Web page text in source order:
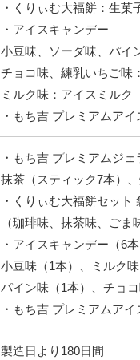
・くりぃむ大福餅：生菓
・アイスキャンデー
小豆味、ソーダ味、パイ
チョコ味、練乳いちご味
ミルク味：アイスミルク
・もち吉 プレミアムア
・もち吉 プレミアムジェ
抹茶（スティック7本）
・くりぃむ大福餅セット
（珈琲味、抹茶味、ご
・アイスキャンデー（6本
小豆味（1本）、ミルク
パイン味（1本）、チョ
・もち吉 プレミアムア
製造日より180日間